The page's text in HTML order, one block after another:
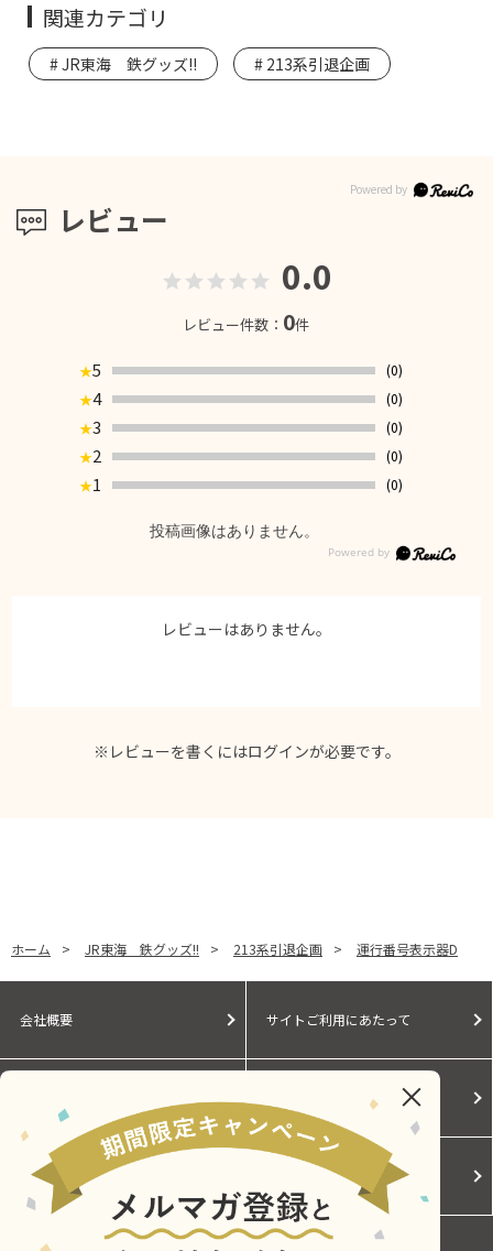
レビュー
0.0
レビュー件数： 0件
★5
(0)
★4
(0)
★3
(0)
★2
(0)
★1 (0)
投稿画像はありません。
レビューはありません。
※レビューを書くにはログインが必要です。
関連カテゴリ
JR東海 鉄グッズ!! 213系引退企画
ホーム > JR東海 鉄グッズ!! > 213系引退企画 > 運行番号表示器D
会社概要 サイトご利用にあたって
Cookieポリシー ご利用規約